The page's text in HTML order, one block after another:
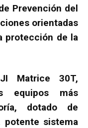
Prevención del
orientadas
protección de la
Matrice 30T,
equipos más
dotado de
potente sistema